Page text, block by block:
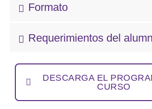
Formato
Requerimientos del
DESCARGA EL
CURSO